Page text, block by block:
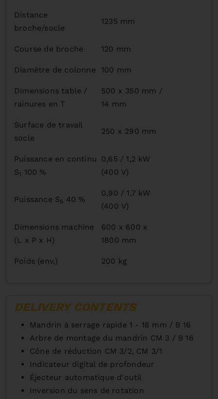
Distance
broche/socle
1235 mm
Course de broche 120 mm
Diamètre de colonne 100 mm
Dimensions table /
rainures en T
500 x 350 mm /
14 mm
Surface de travail
socle
250 x 290 mm
Puissance en continu
S1 100 %
0,65 / 1,2 kW
(400 V)
Puissance S6 40 %
0,90 / 1,7 kW
(400 V)
Dimensions machine
(L x P x H)
600 x 600 x
1800 mm
Poids (env.) 200 kg
DELIVERY CONTENTS
Mandrin à serrage rapide 1 - 16 mm / B 16
Arbre de montage du mandrin CM 3 / B 16
Cône de réduction CM 3/2, CM 3/1
Indicateur digital de profondeur
Éjecteur automatique d'outil
Inversion du sens de rotation